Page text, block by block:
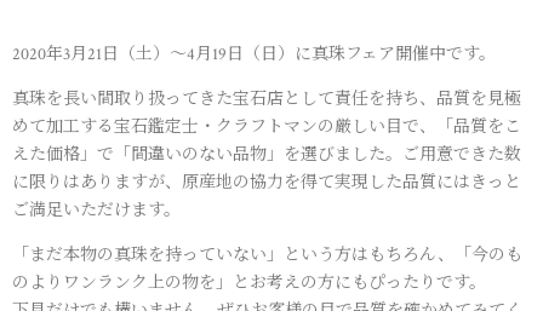
2020年3月21日（土）～4月19日（日）に真珠フェア開催中です。
真珠を長い間取り扱ってきた宝石店として責任を持ち、品質を見極
めて加工する宝石鑑定士・クラフトマンの厳しい目で、「品質をこ
えた価格」で「間違いのない品物」を選びました。ご用意できた数
に限りはありますが、原産地の協力を得て実現した品質にはきっと
ご満足いただけます。
「まだ本物の真珠を持っていない」という方はもちろん、「今のも
のよりワンランク上の物を」とお考えの方にもぴったりです。